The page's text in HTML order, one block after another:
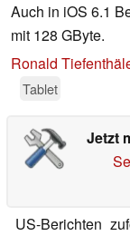
Auch in iOS 6.1
mit 128 GByte.
Ronald
Tablet
Jetzt
US-Berichten